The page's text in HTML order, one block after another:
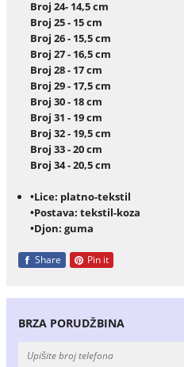
Broj 24- 14,5 cm
Broj 25 - 15 cm
Broj 26 - 15,5 cm
Broj 27 - 16,5 cm
Broj 28 - 17 cm
Broj 29 - 17,5 cm
Broj 30 - 18 cm
Broj 31 - 19 cm
Broj 32 - 19,5 cm
Broj 33 - 20 cm
Broj 34 - 20,5 cm
•Lice: platno-tekstil
•Postava: tekstil-koza
•Djon: guma
Share Pin it
BRZA PORUDŽBINA